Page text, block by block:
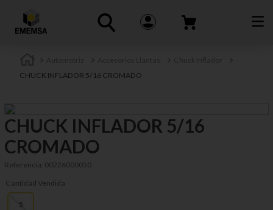
CHUCK INFLADOR 5/16 CROMADO
CHUCK INFLADOR 5/16
CROMADO
Referencia: 00226000050
Cantidad Vendida
5